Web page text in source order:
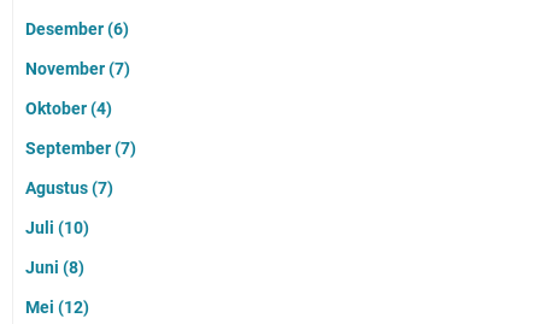
Desember(6)
November(7)
Oktober(4)
September(7)
Agustus(7)
Juli (10)
Juni (8)
Mei (12)